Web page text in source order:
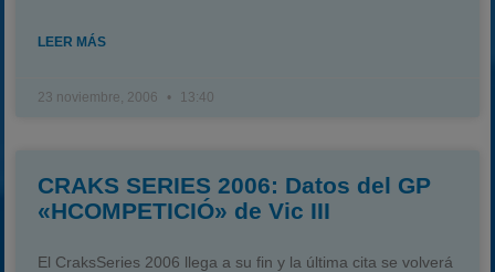
LEER MÁS
23 noviembre, 2006 13:40
CRAKS SERIES 2006: Datos del GP
«HCOMPETICIÓ» de Vic III
El CraksSeries 2006 llega a su fin y la última cita se volverá